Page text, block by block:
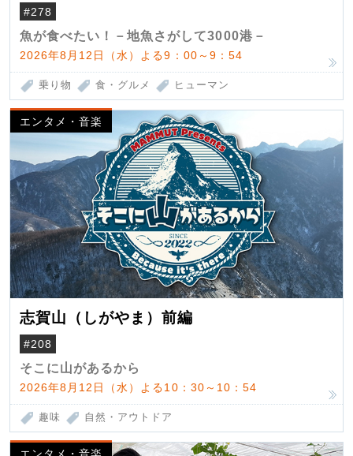
（クロマグロ）
#278
魚が食べたい！－地魚さがして3000港－
2026年8月12日（水）よる9：00～9：54
乗り物 食・グルメ ヒューマン
エンタメ・音楽
志賀山（しがやま）前編
#208
そこに山があるから
2026年8月12日（水）よる10：30～10：54
趣味 自然・アウトドア